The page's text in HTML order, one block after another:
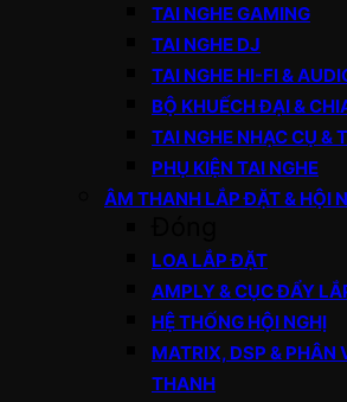
TAI NGHE GAMING
TAI NGHE DJ
TAI NGHE HI-FI &
BỘ KHUẾCH ĐẠI &
TAI NGHE NHẠC CỤ &
PHỤ KIỆN TAI NGHE
ÂM THANH LẮP ĐẶT & HỘI
LOA LẮP ĐẶT
AMPLY & CỤC ĐẨY
HỆ THỐNG HỘI NGHỊ
MATRIX, DSP & PHÂN
THANH